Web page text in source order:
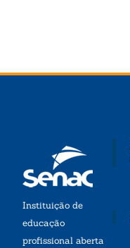
Instituição de
educação
profissional aberta